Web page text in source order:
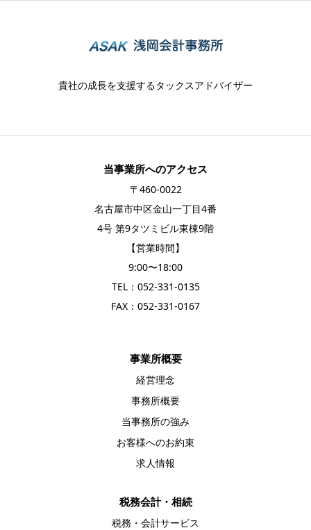
貴社の成長を支援するタックスアドバイザー
当事業所へのアクセス
〒460-0022
名古屋市中区金山一丁目4番
4号 第9タツミビル東棟9階
【営業時間】
9:00〜18:00
TEL： 052-331-0135
FAX：052-331-0167
事業所概要
経営理念
事務所概要
当事務所の強み
お客様へのお約束
求人情報
税務会計・相続
税務・会計サービス